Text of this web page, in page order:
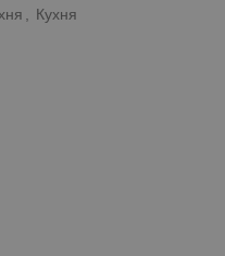
Кухня